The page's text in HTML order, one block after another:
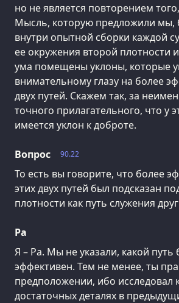
но не является повторением
Мысль, которую предложили мы,
внутри опытной сборки каждой
ее окружения второй плотности
ума помещены уклоны, которые
внимательному глазу на более
двух путей. Скажем так, за
точного прилагательного, что у
имеется уклон к доброте.
90.22
Вопрос
То есть вы говорите, что более
этих двух путей был подсказан
плотности как путь служения
Ра
Я – Ра. Мы не указали, какой путь
эффективен. Тем не менее, ты
предположении, ибо исследовал
достаточных деталях в